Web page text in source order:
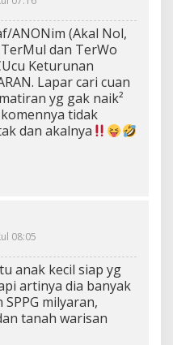
ANONim (Akal Nol,
dan TerWo
Keturunan
Lapar cari cuan
yg gak naik²
tidak
dan akalnya
08:05
anak kecil siap yg
artinya dia banyak
milyaran,
tanah warisan